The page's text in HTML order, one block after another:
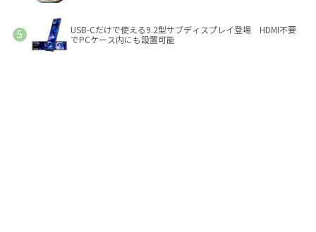
USB-Cだけで使える9.2型サブディスプレイ登場 HDMI不要
でPCケース内にも設置可能